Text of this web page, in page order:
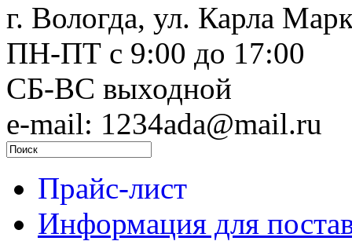
г. Вологда, ул. Карла
ПН-ПТ c 9:00 до 17:00
СБ-ВС выходной
e-mail: 1234ada@mail.ru
Прайс-лист
Информация для